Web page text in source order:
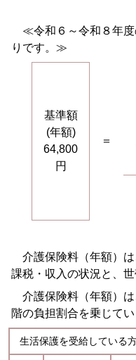
≪令和６～令和８年
りです。≫
基準額
(年額)
64,800
円
＝
介護保険料（年額）
課税・収入の状況と、
介護保険料（年額）
階の負担割合を乗じて
生活保護を受給している